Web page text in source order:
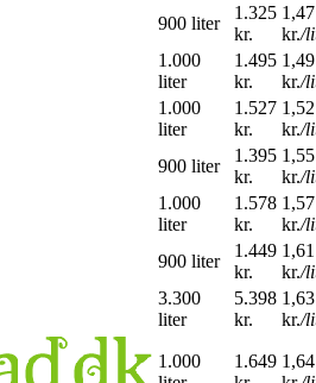
900 liter
1.325
kr.
1,47
kr./
1.000
liter
1.495
kr.
1,49
kr./
1.000
liter
1.527
kr.
1,52
kr./
900 liter
1.395
kr.
1,55
kr./
1.000
liter
1.578
kr.
1,57
kr./
900 liter
1.449
kr.
1,61
kr./
3.300
liter
5.398
kr.
1,63
kr./
1.000
1.649 1,64